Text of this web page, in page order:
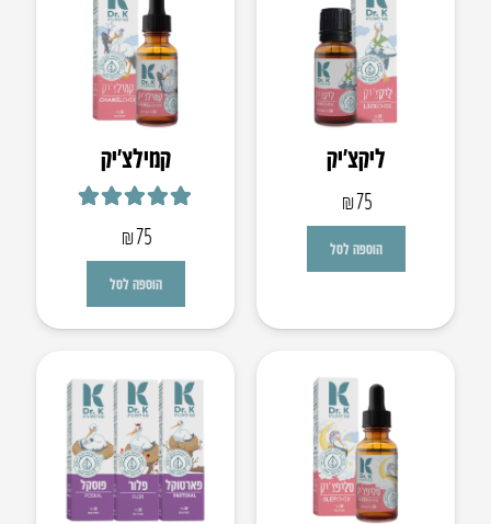
ליקצ’יק
₪75
הוספה לסל
קמילצ’יק
5.00
₪75
הוספה לסל